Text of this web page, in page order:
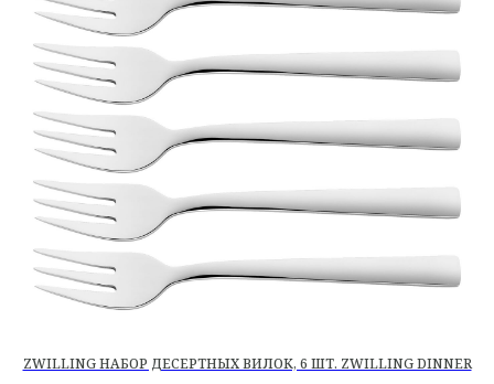
ZWILLING НАБОР ДЕСЕРТНЫХ ВИЛОК, 6 ШТ. ZWILLING DINNER